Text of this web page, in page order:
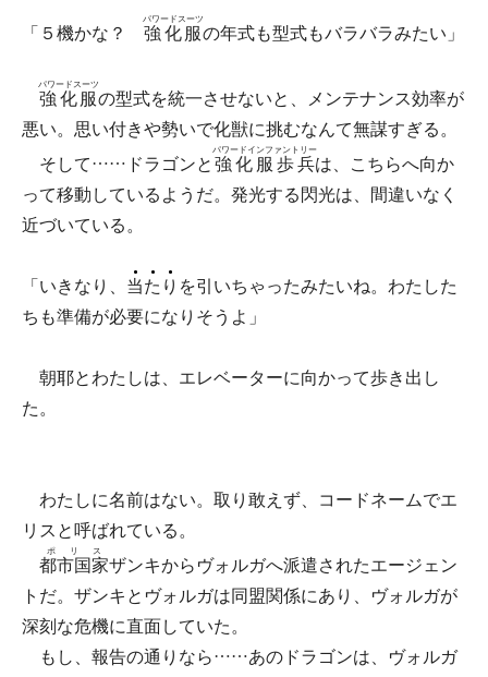
「５機かな？ 強化服
パワードスーツ
の年式も型式もバラバラみたい」
強化服
パワードスーツ
の型式を統一させないと、メンテナンス効率が
悪い。思い付きや勢いで化獣に挑むなんて無謀すぎる。
そして……ドラゴンと 強化服歩兵
パワードインファントリー
は、こちらへ向か
って移動しているようだ。発光する閃光は、間違いなく
近づいている。
「いきなり、 当た り を引いちゃったみたいね。わたした
ちも準備が必要になりそうよ」
朝耶とわたしは、エレベーターに向かって歩き出し
た。
わたしに名前はない。取り敢えず、コードネームでエ
リスと呼ばれている。
都市国家
ポリス
ザンキからヴォルガへ派遣されたエージェン
トだ。ザンキとヴォルガは同盟関係にあり、ヴォルガが
深刻な危機に直面していた。
もし、報告の通りなら……あのドラゴンは、ヴォルガ